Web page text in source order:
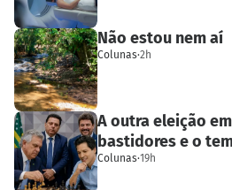
Não estou nem aí
Colunas·2h
A outra eleição
bastidores e o
Colunas·19h